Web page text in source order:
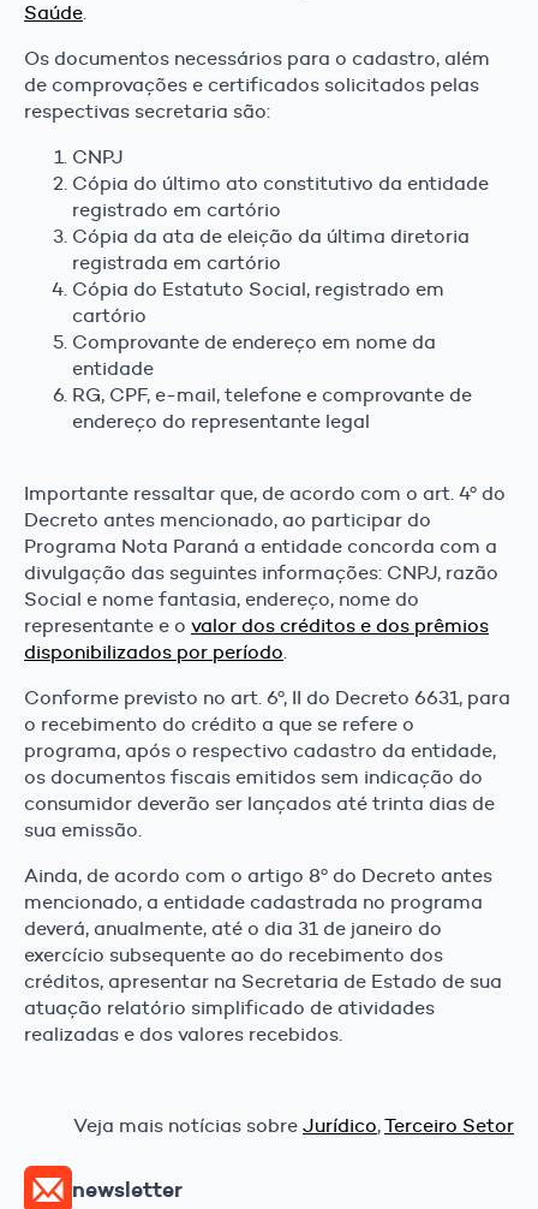
Saúde.
Os documentos necessários para o cadastro, além
de comprovações e certificados solicitados pelas
respectivas secretaria são:
CNPJ
Cópia do último ato constitutivo da entidade
registrado em cartório
Cópia da ata de eleição da última diretoria
registrada em cartório
Cópia do Estatuto Social, registrado em
cartório
Comprovante de endereço em nome da
entidade
RG, CPF, e-mail, telefone e comprovante de
endereço do representante legal
Importante ressaltar que, de acordo com o art. 4º do
Decreto antes mencionado, ao participar do
Programa Nota Paraná a entidade concorda com a
divulgação das seguintes informações: CNPJ, razão
Social e nome fantasia, endereço, nome do
representante e o valor dos créditos e dos prêmios
disponibilizados por período.
Conforme previsto no art. 6º, II do Decreto 6631, para
o recebimento do crédito a que se refere o
programa, após o respectivo cadastro da entidade,
os documentos fiscais emitidos sem indicação do
consumidor deverão ser lançados até trinta dias de
sua emissão.
Ainda, de acordo com o artigo 8º do Decreto antes
mencionado, a entidade cadastrada no programa
deverá, anualmente, até o dia 31 de janeiro do
exercício subsequente ao do recebimento dos
créditos, apresentar na Secretaria de Estado de sua
atuação relatório simplificado de atividades
realizadas e dos valores recebidos.
Veja mais notícias sobre Jurídico,Terceiro Setor
newsletter